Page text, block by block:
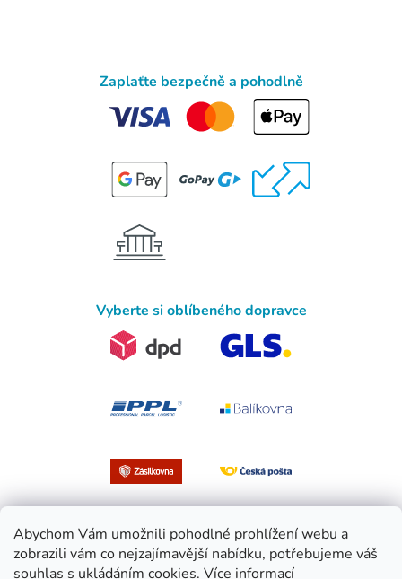
Abychom Vám umožnili pohodlné prohlížení webu a
zobrazili vám co nejzajímavější nabídku, potřebujeme váš
souhlas s ukládáním cookies. Více informací
Zaplaťte bezpečně a pohodlně
Vyberte si oblíbeného dopravce